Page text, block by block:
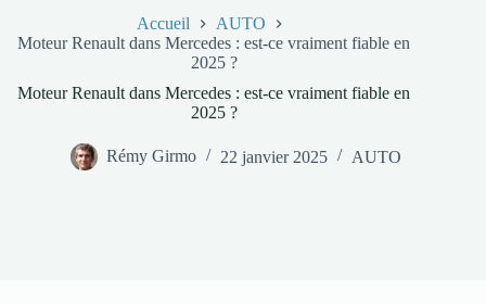
Accueil
AUTO
Moteur Renault dans Mercedes : est-ce vraiment fiable en
2025 ?
Moteur Renault dans Mercedes : est-ce vraiment fiable en
2025 ?
Rémy Girmo 22 janvier 2025 AUTO